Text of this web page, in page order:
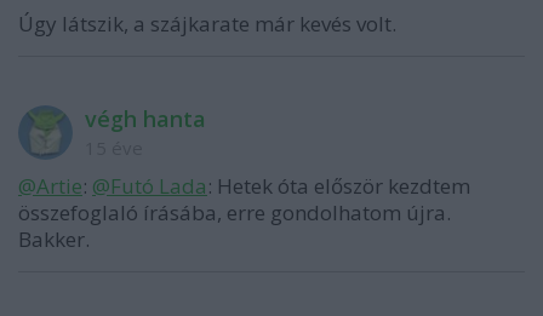
Úgy látszik, a szájkarate már kevés volt.
végh hanta
@Artie: @Futó Lada: Hetek óta először kezdtem
összefoglaló írásába, erre gondolhatom újra.
Bakker.